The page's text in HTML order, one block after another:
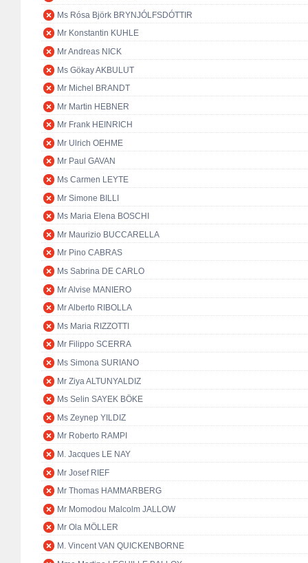
Ms Rósa Björk BRYNJÓLFSDÓTTIR
Mr Konstantin KUHLE
Mr Andreas NICK
Ms Gökay AKBULUT
Mr Michel BRANDT
Mr Martin HEBNER
Mr Frank HEINRICH
Mr Ulrich OEHME
Mr Paul GAVAN
Ms Carmen LEYTE
Mr Simone BILLI
Ms Maria Elena BOSCHI
Mr Maurizio BUCCARELLA
Mr Pino CABRAS
Ms Sabrina DE CARLO
Mr Alvise MANIERO
Mr Alberto RIBOLLA
Ms Maria RIZZOTTI
Mr Filippo SCERRA
Ms Simona SURIANO
Mr Ziya ALTUNYALDIZ
Ms Selin SAYEK BÖKE
Ms Zeynep YILDIZ
Mr Roberto RAMPI
M. Jacques LE NAY
Mr Josef RIEF
Mr Thomas HAMMARBERG
Mr Momodou Malcolm JALLOW
Mr Ola MÖLLER
M. Vincent VAN QUICKENBORNE